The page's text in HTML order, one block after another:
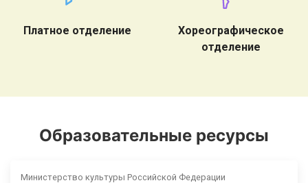
Платное отделение
Хореографическое
отделение
Образовательные ресурсы
Министерство культуры Российской Федерации